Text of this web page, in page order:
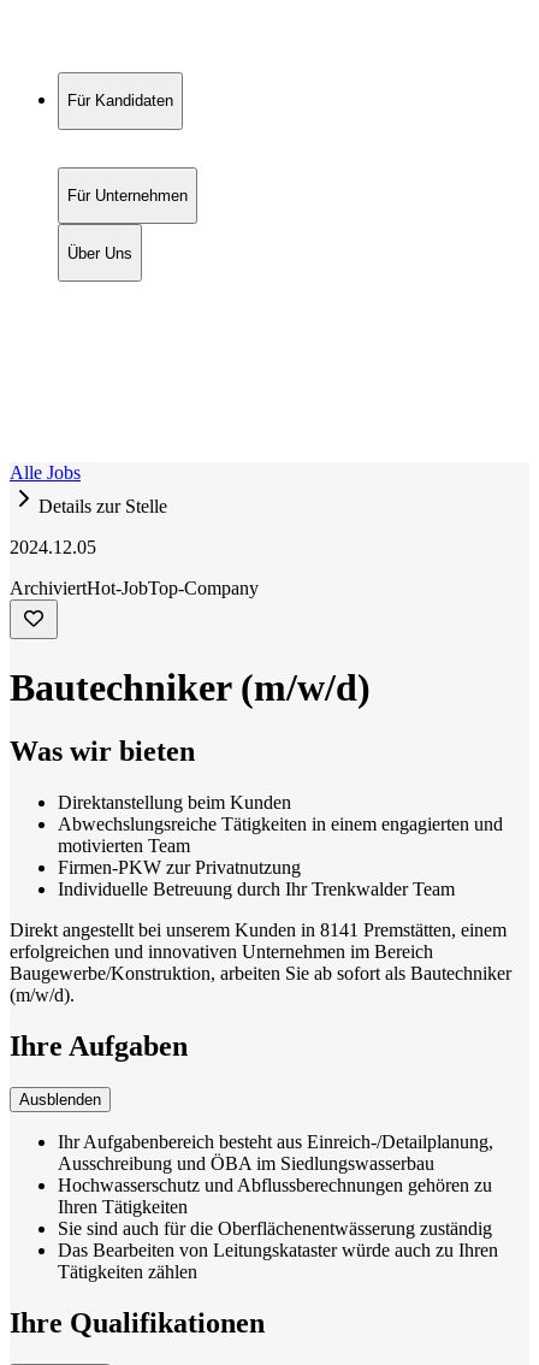
Für Kandidaten
Für Unternehmen
Über Uns
Alle Jobs
Details zur Stelle
2024.12.05
ArchiviertHot-JobTop-Company
Bautechniker (m/w/d)
Was wir bieten
Direktanstellung beim Kunden
Abwechslungsreiche Tätigkeiten in einem engagierten und
motivierten Team
Firmen-PKW zur Privatnutzung
Individuelle Betreuung durch Ihr Trenkwalder Team
Direkt angestellt bei unserem Kunden in 8141 Premstätten, einem
erfolgreichen und innovativen Unternehmen im Bereich
Baugewerbe/Konstruktion, arbeiten Sie ab sofort als Bautechniker
(m/w/d).
Ihre Aufgaben
Ausblenden
Ihr Aufgabenbereich besteht aus Einreich-/Detailplanung,
Ausschreibung und ÖBA im Siedlungswasserbau
Hochwasserschutz und Abflussberechnungen gehören zu
Ihren Tätigkeiten
Sie sind auch für die Oberflächenentwässerung zuständig
Das Bearbeiten von Leitungskataster würde auch zu Ihren
Tätigkeiten zählen
Ihre Qualifikationen